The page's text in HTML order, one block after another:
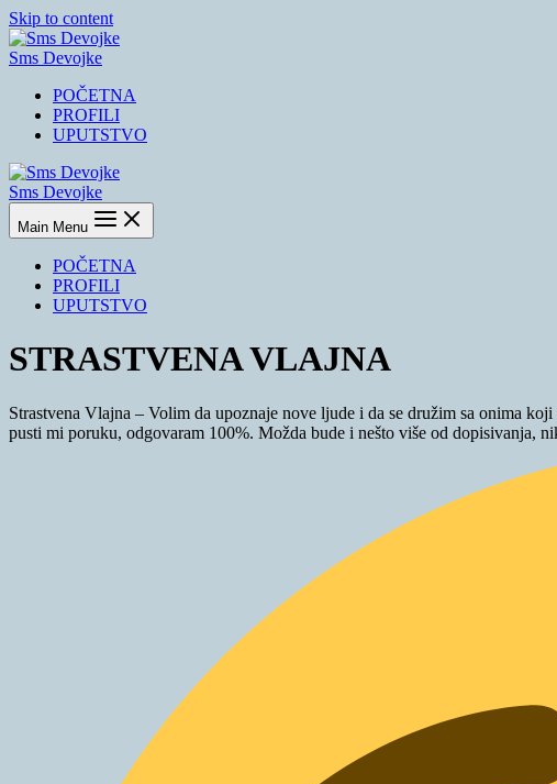
Skip to content
Sms Devojke
POČETNA
PROFILI
UPUTSTVO
Sms Devojke
Main Menu
POČETNA
PROFILI
UPUTSTVO
STRASTVENA VLAJNA
Strastvena Vlajna – Volim da upoznaje nove ljude i da se družim sa onima
pusti mi poruku, odgovaram 100%. Možda bude i nešto više od dopisivanja,